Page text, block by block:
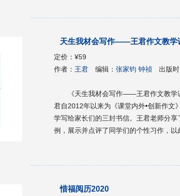
计 12.8建筑无障碍 12.9建筑安全 12.10建
砌体房屋和底部框架砌体房屋 13.6多层
屋和大跨度屋盖建筑 13.9非结构构件 13.10地下建筑 14建筑电气及智能化
电 14.3照明系统 14.4防雷及接地系统
水 15.5消防给水系统 15.6自动灭火系
建筑 16暖通空调 16.1供暖 16.2通风 16.3空调 16.4防烟排烟 16.5热能动力 16.6暖通节能与绿色建
筑 第3部分市政工程 17城市道路工程 17.1道路工程 17.2立交工程 17.3交通及附属工程 17.4道路
绿化 18城市桥梁工程 18.1跨江桥 18.2立交桥 18.3人行桥 19城市隧道及地通道工程 19.1隧道土建
施措施 22综合管廊 22.1总体工程 22.2附属设施 22.3管廊结构 第4部分岩土工程 23边坡工程 23.1
题及防治措施 24基坑工程 24.1工程地质及环境条件 24.2基本规定 24.3基坑稳定性分析 24.4基坑
天生我材会写作——王君作文教学
定价：¥59
作者：王君 编辑：张家钧 钟祯 出版时
《天生我材会写作——王君作文教学
君自2012年以来为《课堂内外•创新作文
学写给家长们的三封书信。王君老师分
例，展示并点评了同学们的个性习作，以此
文教学理念和教学方法。王君老师以她
——王君作文教学课堂》既是一本实用的
惜福阅历2020